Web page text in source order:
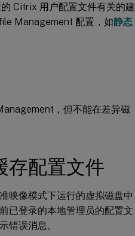
Citrix 用户配置文件有关的建
Management 配置，如静态
，但不能在差异磁
存配置文件
映像模式下运行的虚拟磁盘中
已登录的本地管理员的配置文
错误消息。